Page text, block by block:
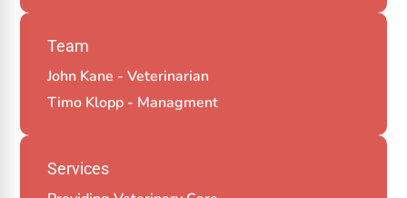
Team
John Kane - Veterinarian
Timo Klopp - Managment
Services